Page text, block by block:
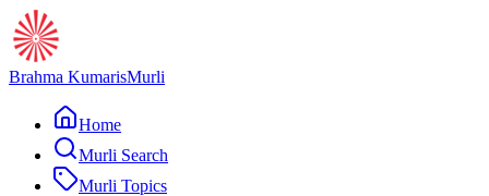
Brahma KumarisMurli
Home
Murli Search
Murli Topics